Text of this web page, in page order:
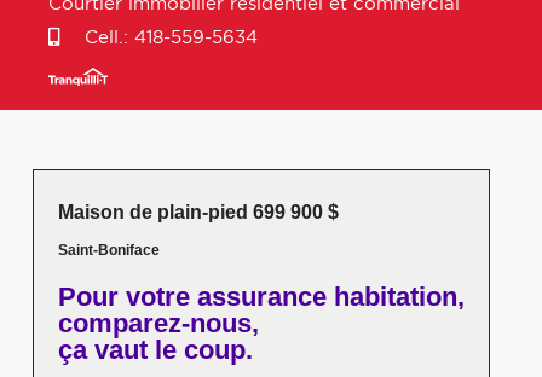
Courtier immobilier résidentiel et commercial
Cell.: 418-559-5634
Maison de plain-pied 699 900 $
Saint-Boniface
Pour votreassurance habitation,
comparez-nous,
ça vaut le coup.